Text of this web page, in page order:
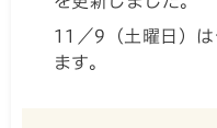
11／9（土曜日）
ます。